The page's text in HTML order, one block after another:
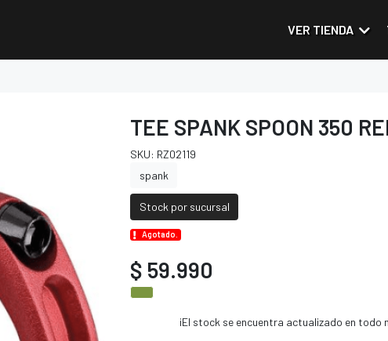
VER TIENDA
TEE SPANK SPOON 350
SKU: RZ02119
spank
Stock por sucursal
Agotado.
$ 59.990
¡El stock se encuentra actualizado en